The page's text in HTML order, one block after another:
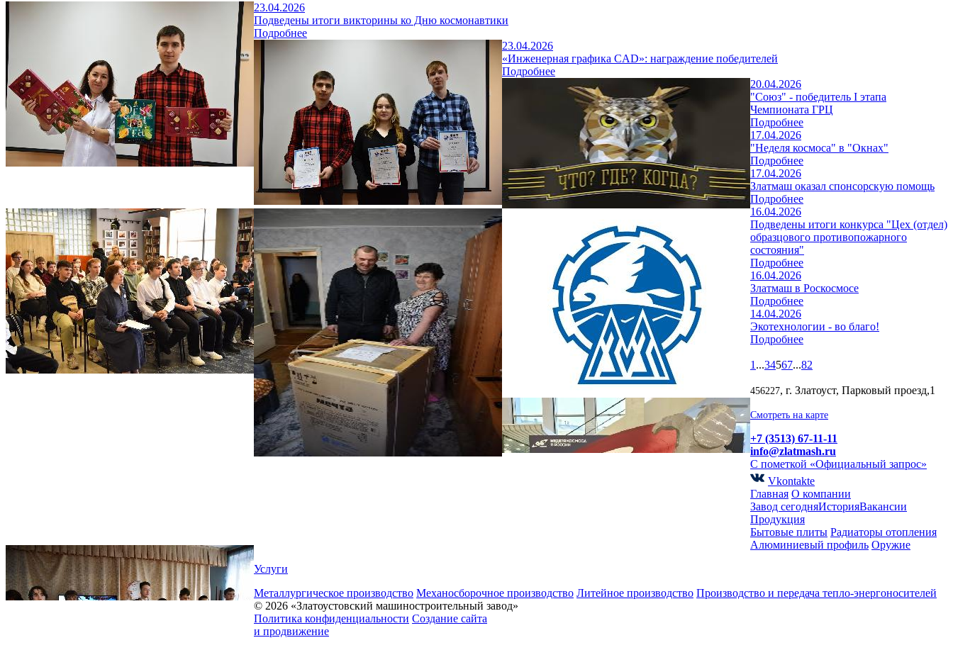
23.04.2026
Подведены итоги викторины ко Дню космонавтики
Подробнее
23.04.2026
«Инженерная графика CAD»: награждение победителей
Подробнее
20.04.2026
"Союз" - победитель I этапа
Чемпионата ГРЦ
Подробнее
17.04.2026
"Неделя космоса" в "Окнах"
Подробнее
17.04.2026
Златмаш оказал спонсорскую помощь
Подробнее
16.04.2026
Подведены итоги конкурса "Цех (отдел)
образцового противопожарного
состояния"
Подробнее
16.04.2026
Златмаш в Роскосмосе
Подробнее
14.04.2026
Экотехнологии - во благо!
Подробнее
1 ...34567...82
456227, г. Златоуст, Парковый проезд,1
Смотреть на карте
+7 (3513) 67-11-11
info@zlatmash.ru
С пометкой «Официальный запрос»
Vkontakte
Главная О компании
Завод сегодняИсторияВакансии
Продукция
Бытовые плиты Радиаторы отопления
Алюминиевый профиль Оружие
Услуги
Металлургическое производство Механосборочное производство Литейное производство Производство и передача тепло-энергоносителей
© 2026 «Златоустовский машиностроительный завод»
Политика конфиденциальности Создание сайта
и продвижение